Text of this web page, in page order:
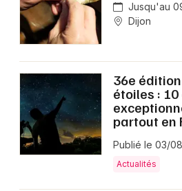
Jusqu'au
Dijon
36e
étoiles :
partout en
Publié le 03/
Actualités